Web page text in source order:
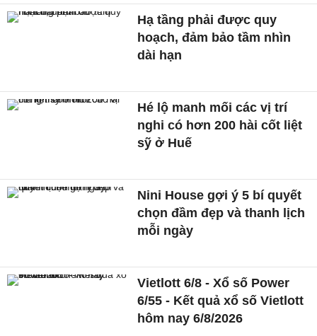
Hạ tầng phải được quy
hoạch, đảm bảo tầm nhìn
dài hạn
Hé lộ manh mối các vị trí
nghi có hơn 200 hài cốt liệt
sỹ ở Huế
Nini House gợi ý 5 bí quyết
chọn đầm đẹp và thanh lịch
mỗi ngày
Vietlott 6/8 - Xổ số Power
6/55 - Kết quả xổ số Vietlott
hôm nay 6/8/2026